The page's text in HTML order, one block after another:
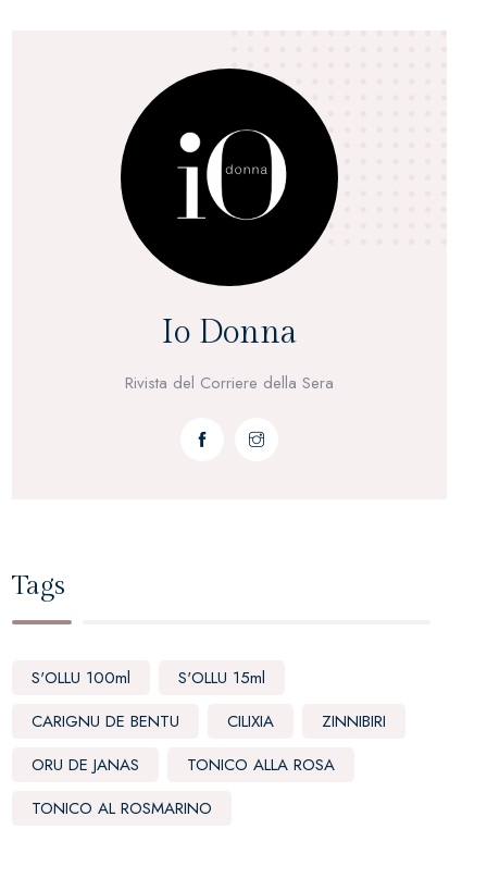
Io Donna
Rivista del Corriere della Sera
Tags
S'OLLU 100ml
S'OLLU 15ml
CARIGNU DE BENTU
CILIXIA
ZINNIBIRI
ORU DE JANAS
TONICO ALLA ROSA
TONICO AL ROSMARINO